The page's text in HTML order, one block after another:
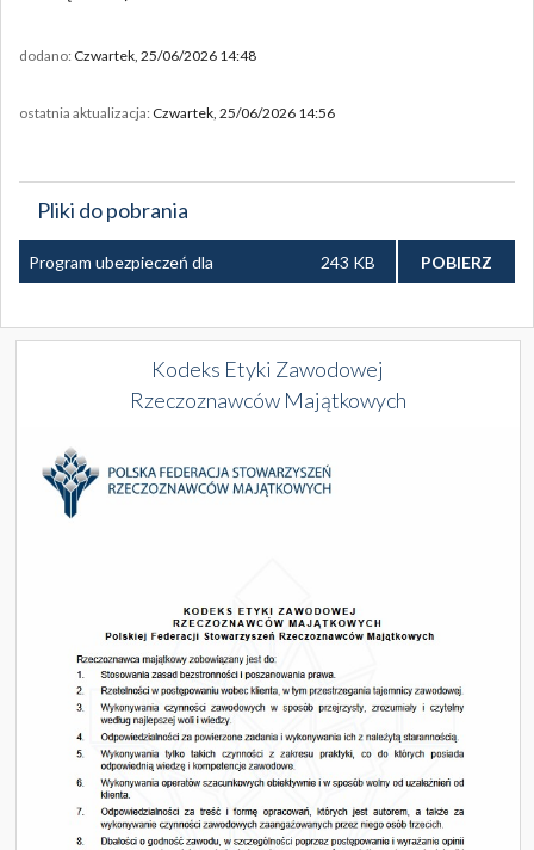
dodano: Czwartek, 25/06/2026 14:48
ostatnia aktualizacja: Czwartek, 25/06/2026 14:56
Pliki do pobrania
Program ubezpieczeń dla
rzeczoznawców majątkowych.pdf
243 KB POBIERZ
Kodeks Etyki Zawodowej
Rzeczoznawców Majątkowych